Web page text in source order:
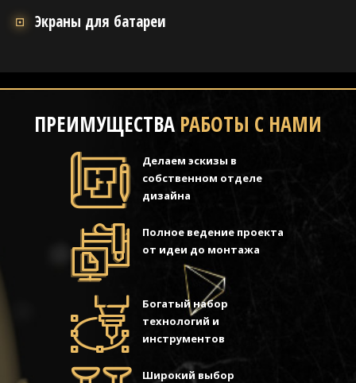
Экраны для батареи
ПРЕИМУЩЕСТВА РАБОТЫ С НАМИ
Делаем эскизы в
собственном отделе
дизайна
Полное ведение проекта
от идеи до монтажа
Богатый набор
технологий и
инструментов
Широкий выбор